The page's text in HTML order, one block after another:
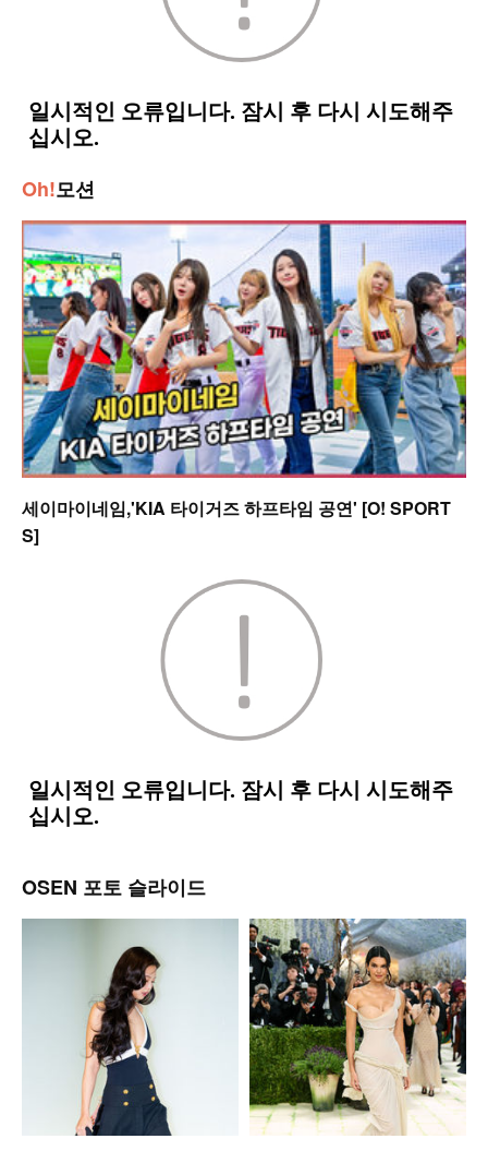
Oh!모션
세이마이네임,'KIA 타이거즈 하프타임 공연' [O! SPORT
S]
OSEN 포토 슬라이드